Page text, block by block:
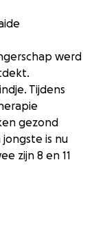
werd
Tijdens
gezond
is nu
zijn 8 en 11
een